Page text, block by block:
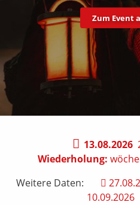
Zum Event
13.08.2026
Wiederholung:
Weitere Daten:
10.09.2026